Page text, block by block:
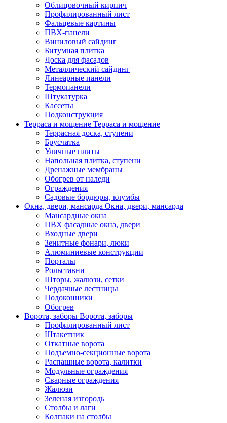
Облицовочный кирпич
Профилированный лист
Фальцевые картины
ПВХ-панели
Виниловый сайдинг
Битумная плитка
Доска для фасадов
Металлический сайдинг
Линеарные панели
Термопанели
Штукатурка
Кассеты
Подконструкция
Терраса и мощение Терраса и мощение
Террасная доска, ступени
Брусчатка
Уличные плиты
Напольная плитка, ступени
Дренажные мембраны
Обогрев от наледи
Ограждения
Садовые бордюры, клумбы
Окна, двери, мансарда Окна, двери, мансарда
Мансардные окна
ПВХ фасадные окна, двери
Входные двери
Зенитные фонари, люки
Алюминиевые конструкции
Порталы
Рольставни
Шторы, жалюзи, сетки
Чердачные лестницы
Подоконники
Обогрев
Ворота, заборы Ворота, заборы
Профилированный лист
Штакетник
Откатные ворота
Подъемно-секционные ворота
Распашные ворота, калитки
Модульные ограждения
Сварные ограждения
Жалюзи
Зеленая изгородь
Столбы и лаги
Колпаки на столбы